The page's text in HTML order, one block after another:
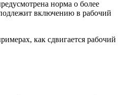
норма о более
включению в рабочий
как сдвигается рабочий